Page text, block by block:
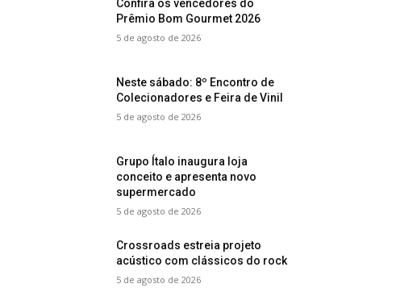
Confira os vencedores do
Prêmio Bom Gourmet 2026
5 de agosto de 2026
Neste sábado: 8º Encontro de
Colecionadores e Feira de Vinil
5 de agosto de 2026
Grupo Ítalo inaugura loja
conceito e apresenta novo
supermercado
5 de agosto de 2026
Crossroads estreia projeto
acústico com clássicos do rock
5 de agosto de 2026